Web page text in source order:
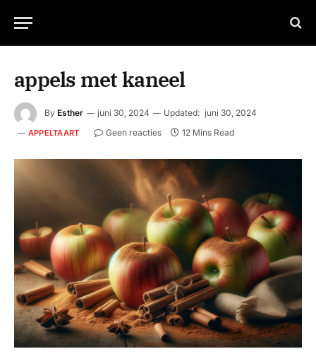
appels met kaneel
By Esther juni 30, 2024 Updated: juni 30, 2024
APPELTAART Geen reacties 12 Mins Read